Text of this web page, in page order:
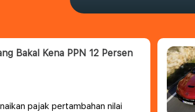
Bakal Kena PPN 12 Persen
pajak pertambahan nilai